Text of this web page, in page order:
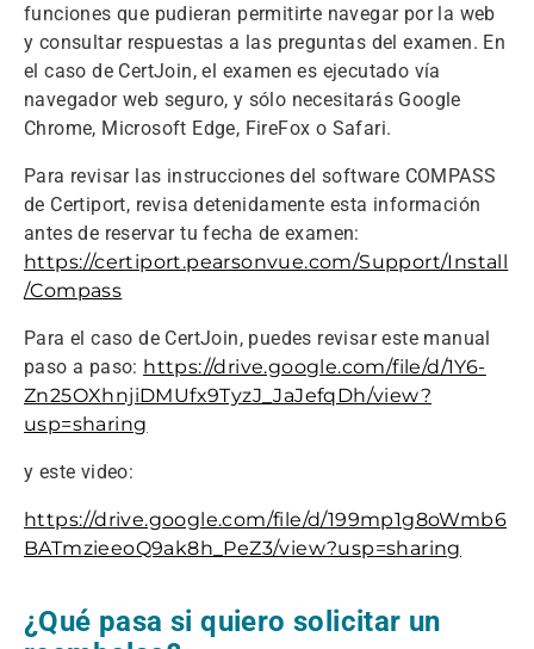
funciones que pudieran permitirte navegar por la web
y consultar respuestas a las preguntas del examen. En
el caso de CertJoin, el examen es ejecutado vía
navegador web seguro, y sólo necesitarás Google
Chrome, Microsoft Edge, FireFox o Safari.
Para revisar las instrucciones del software COMPASS
de Certiport, revisa detenidamente esta información
antes de reservar tu fecha de examen:
https://certiport.pearsonvue.com/Support/Install
/Compass
Para el caso de CertJoin, puedes revisar este manual
paso a paso: https://drive.google.com/file/d/1Y6-
Zn25OXhnjiDMUfx9TyzJ_JaJefqDh/view?
usp=sharing
y este video:
https://drive.google.com/file/d/199mp1g8oWmb6
BATmzieeoQ9ak8h_PeZ3/view?usp=sharing
¿Qué pasa si quiero solicitar un